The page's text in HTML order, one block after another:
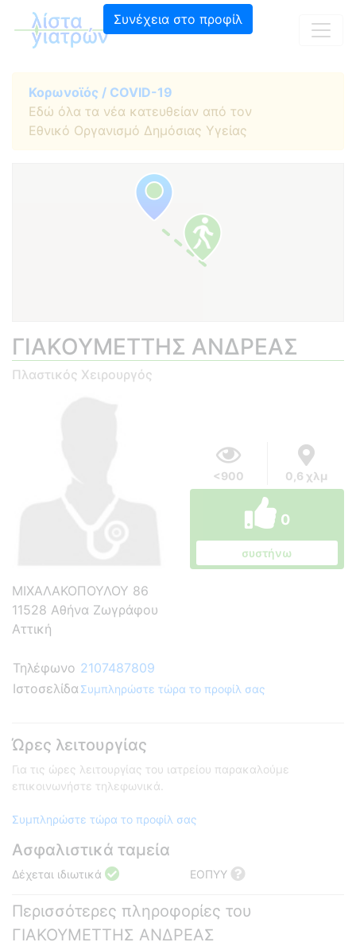
Συνέχεια στο προφίλ
Κορωνοϊός / COVID-19
Εδώ όλα τα νέα κατευθείαν από τον
Εθνικό Οργανισμό Δημόσιας Υγείας
ΓΙΑΚΟΥΜΕΤΤΗΣ ΑΝΔΡΕΑΣ
Πλαστικός Χειρουργός
<900 0,6 χλμ
0
συστήνω
ΜΙΧΑΛΑΚΟΠΟΥΛΟΥ 86
11528 Αθήνα Ζωγράφου
Αττική
Τηλέφωνο 2107487809
Ιστοσελίδα Συμπληρώστε τώρα το προφίλ σας
Ώρες λειτουργίας
Για τις ώρες λειτουργίας του ιατρείου παρακαλούμε
επικοινωνήστε τηλεφωνικά.
Συμπληρώστε τώρα το προφίλ σας
Ασφαλιστικά ταμεία
Δέχεται ιδιωτικά ΕΟΠΥΥ
Περισσότερες πληροφορίες του
ΓΙΑΚΟΥΜΕΤΤΗΣ ΑΝΔΡΕΑΣ